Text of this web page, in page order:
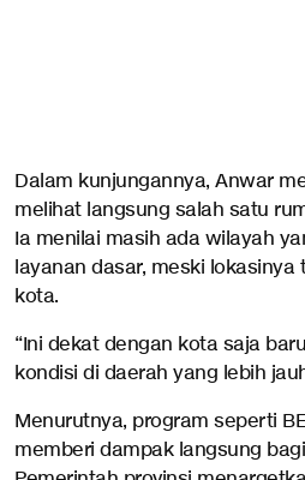
Dalam kunjungannya, Anwar
melihat langsung salah satu
Ia menilai masih ada wilayah
layanan dasar, meski lokasinya
kota.
“Ini dekat dengan kota saja
kondisi di daerah yang lebih
Menurutnya, program seperti
memberi dampak langsung